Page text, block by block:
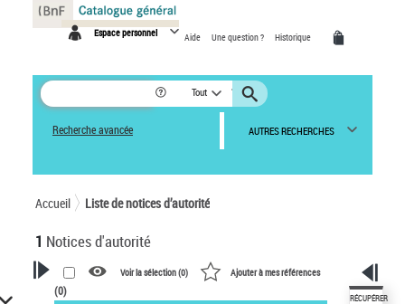
Espace personnel Aide Une question ? Historique
Tout
Recherche avancée AUTRES RECHERCHES
Accueil Liste de notices d’autorité
1 Notices d'autorité
Voir la sélection (0) Ajouter à mes références
(0)
RÉCUPÉRER
Panneau de gestion des cookies